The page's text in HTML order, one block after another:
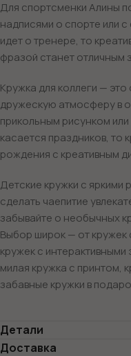
Для спортсменки Алины
надписями о спорте или
идет о тренере, то
фразой станет отличным
Кружка для коллеги —
дружескую атмосферу в
прикольным рисунком
касается праздников, то
рождения с креативным
Детские кружки с
сделать чаепитие
забывайте о необычных
Выбор широк — от
кружек с
милая кружка с принтом,
забавные кружки в
Детали
Доставка